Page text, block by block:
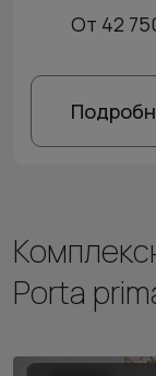
От 42
Porta